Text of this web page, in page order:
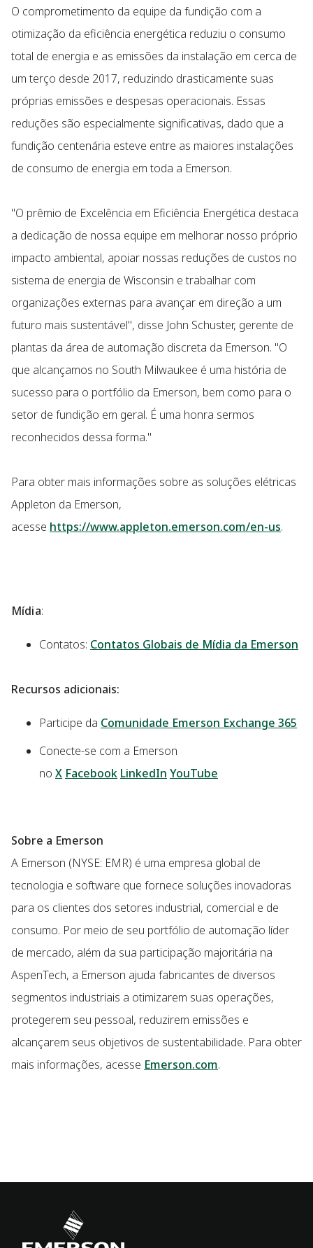
O comprometimento da equipe da fundição com a
otimização da eficiência energética reduziu o consumo
total de energia e as emissões da instalação em cerca de
um terço desde 2017, reduzindo drasticamente suas
próprias emissões e despesas operacionais. Essas
reduções são especialmente significativas, dado que a
fundição centenária esteve entre as maiores instalações
de consumo de energia em toda a Emerson.
"O prêmio de Excelência em Eficiência Energética destaca
a dedicação de nossa equipe em melhorar nosso próprio
impacto ambiental, apoiar nossas reduções de custos no
sistema de energia de Wisconsin e trabalhar com
organizações externas para avançar em direção a um
futuro mais sustentável", disse John Schuster, gerente de
plantas da área de automação discreta da Emerson. "O
que alcançamos no South Milwaukee é uma história de
sucesso para o portfólio da Emerson, bem como para o
setor de fundição em geral. É uma honra sermos
reconhecidos dessa forma."
Para obter mais informações sobre as soluções elétricas
Appleton da Emerson,
acesse https://www.appleton.emerson.com/en-us.
Mídia:
Contatos: Contatos Globais de Mídia da Emerson
Recursos adicionais:
Participe da Comunidade Emerson Exchange 365
Conecte-se com a Emerson
no X Facebook LinkedIn YouTube
Sobre a Emerson
A Emerson (NYSE: EMR) é uma empresa global de
tecnologia e software que fornece soluções inovadoras
para os clientes dos setores industrial, comercial e de
consumo. Por meio de seu portfólio de automação líder
de mercado, além da sua participação majoritária na
AspenTech, a Emerson ajuda fabricantes de diversos
segmentos industriais a otimizarem suas operações,
protegerem seu pessoal, reduzirem emissões e
alcançarem seus objetivos de sustentabilidade. Para obter
mais informações, acesse Emerson.com.